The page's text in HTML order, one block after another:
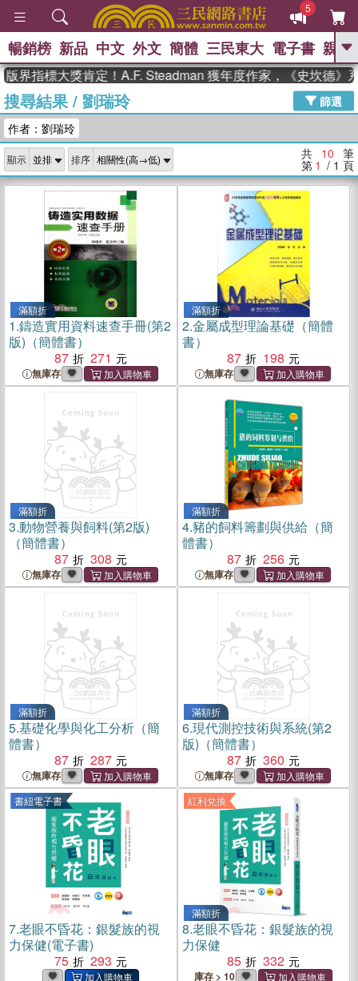
5
GO
高希均教授回憶錄
、 The Odyssey 、 父親節 、 如果歷
獎 臺灣漫遊錄 、 方念華 、 台灣的李
登輝時代
數學女孩：黎曼猜想 、
偉大的迷走神經
暢銷榜 新品 中文 外文 簡體 三民東大 電子書 親子
界指標大獎肯定！A.F. Steadman 獲年度作家，《史坎德》系
搜尋結果/ 劉瑞玲
篩選
作者：劉瑞玲
顯示 排序 共 10 筆
第 1 / 1 頁
滿額折
1.鑄造實用資料速查手冊(第2
版)（簡體書）
87
271
無庫存
滿額折
2.金屬成型理論基礎（簡體
書）
87
198
無庫存
滿額折
3.動物營養與飼料(第2版)
（簡體書）
87
308
無庫存
滿額折
4.豬的飼料籌劃與供給（簡
體書）
87
256
無庫存
滿額折
5.基礎化學與化工分析（簡
體書）
87
287
無庫存
滿額折
6.現代測控技術與系統(第2
版)（簡體書）
87
360
無庫存
書紐電子書
7.老眼不昏花：銀髮族的視
力保健(電子書)
75
293
紅利兌換
滿額折
8.老眼不昏花：銀髮族的視
力保健
85
332
庫存 > 10